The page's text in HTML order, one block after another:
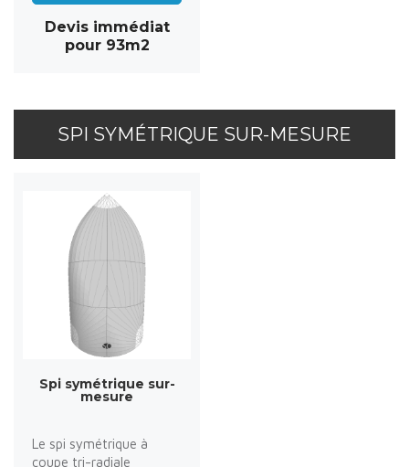
Devis immédiat
pour 93m2
SPI SYMÉTRIQUE SUR-MESURE
Spi symétrique sur-
mesure
Le spi symétrique à
coupe tri-radiale